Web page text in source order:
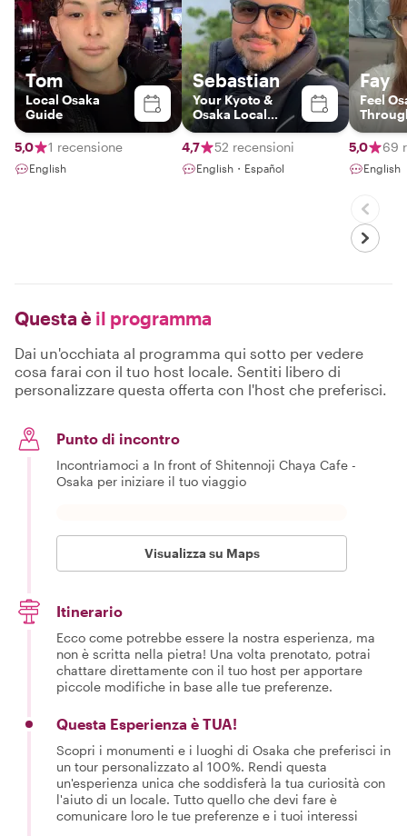
Tom
Local Osaka
Guide
5,0 1 recensione
English
Sebastian
Your Kyoto &
Osaka Local
Insider
4,7
52 recensioni
English・Español
Fay
Feel
Eyes
5,0
69
English
Questa è il programma
Dai un'occhiata al programma qui sotto per vedere
cosa farai con il tuo host locale. Sentiti libero di
personalizzare questa offerta con l'host che preferisci.
Punto di incontro
Incontriamoci a In front of Shitennoji Chaya Cafe -
Osaka per iniziare il tuo viaggio
Visualizza su Maps
Itinerario
Ecco come potrebbe essere la nostra esperienza, ma
non è scritta nella pietra! Una volta prenotato, potrai
chattare direttamente con il tuo host per apportare
piccole modifiche in base alle tue preferenze.
Questa Esperienza è TUA!
Scopri i monumenti e i luoghi di Osaka che preferisci in
un tour personalizzato al 100%. Rendi questa
un'esperienza unica che soddisferà la tua curiosità con
l'aiuto di un locale. Tutto quello che devi fare è
comunicare loro le tue preferenze e i tuoi interessi